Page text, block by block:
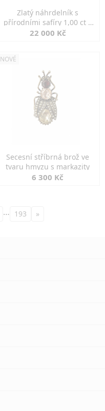
Zlatý náhrdelník s
přírodními safíry 1,00 ct a
diamanty
22 000 Kč
NOVÉ
Secesní stříbrná brož ve
tvaru hmyzu s markazity
6 300 Kč
… 193 »